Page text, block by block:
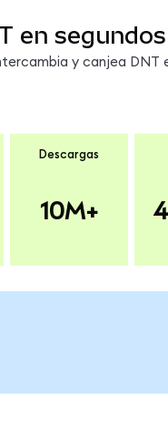
en segundos
y canjea
Descargas
10M+